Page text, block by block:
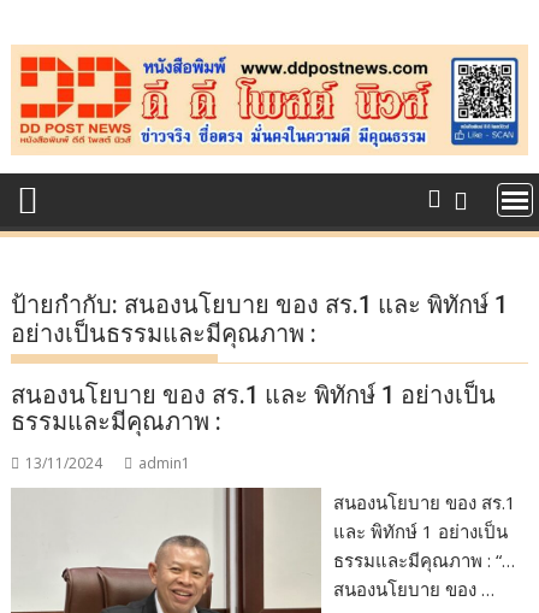
to
content
ป้ายกำกับ: สนองนโยบาย ของ สร.1 และ พิทักษ์ 1
อย่างเป็นธรรมและมีคุณภาพ :
สนองนโยบาย ของ สร.1 และ พิทักษ์ 1 อย่างเป็น
ธรรมและมีคุณภาพ :
13/11/2024 admin1
สนองนโยบาย ของ สร.1
และ พิทักษ์ 1 อย่างเป็น
ธรรมและมีคุณภาพ : “…
สนองนโยบาย ของ …